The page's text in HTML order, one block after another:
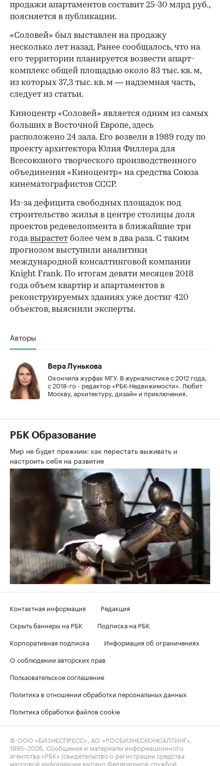
продажи апартаментов составит 25-30 млрд руб.,
поясняется в публикации.
«Соловей» был выставлен на продажу
несколько лет назад. Ранее сообщалось, что на
его территории планируется возвести апарт-
комплекс общей площадью около 83 тыс. кв. м,
из которых 37,3 тыс. кв. м — надземная часть,
следует из статьи.
Киноцентр «Соловей» является одним из самых
больших в Восточной Европе, здесь
расположено 24 зала. Его возвели в 1989 году по
проекту архитектора Юлия Филлера для
Всесоюзного творческого производственного
объединения «Киноцентр» на средства Союза
кинематографистов СССР.
Из-за дефицита свободных площадок под
строительство жилья в центре столицы доля
проектов редевелопмента в ближайшие три
годавырастет более чем в два раза. С таким
прогнозом выступили аналитики
международной консалтинговой компании
Knight Frank. По итогам девяти месяцев 2018
года объем квартир и апартаментов в
реконструируемых зданиях уже достиг 420
объектов, выяснили эксперты.
Авторы
Вера Лунькова
Окончила журфак МГУ. В журналистике с 2012 года,
с 2018-го - редактор «РБК-Недвижимости». Любит
Москву, архитектуру, дизайн и приключения.
РБК Образование
Мир не будет прежним: как перестать выживать и
настроить себя на развитие
Контактная информация
Редакция
Скрыть баннеры на РБК
Подписка на РБК
Корпоративная подписка
Информация об ограничениях
О соблюдении авторских прав
Пользовательское соглашение
Политика в отношении обработки персональных данных
Политика обработки файлов cookie
© ООО «БИЗНЕСПРЕСС», АО «РОСБИЗНЕСКОНСАЛТИНГ»,
1995–2026 . Сообщения и материалы информационного
агентства «РБК» (свидетельство о регистрации средства
массовой информации выдано Федеральной службой